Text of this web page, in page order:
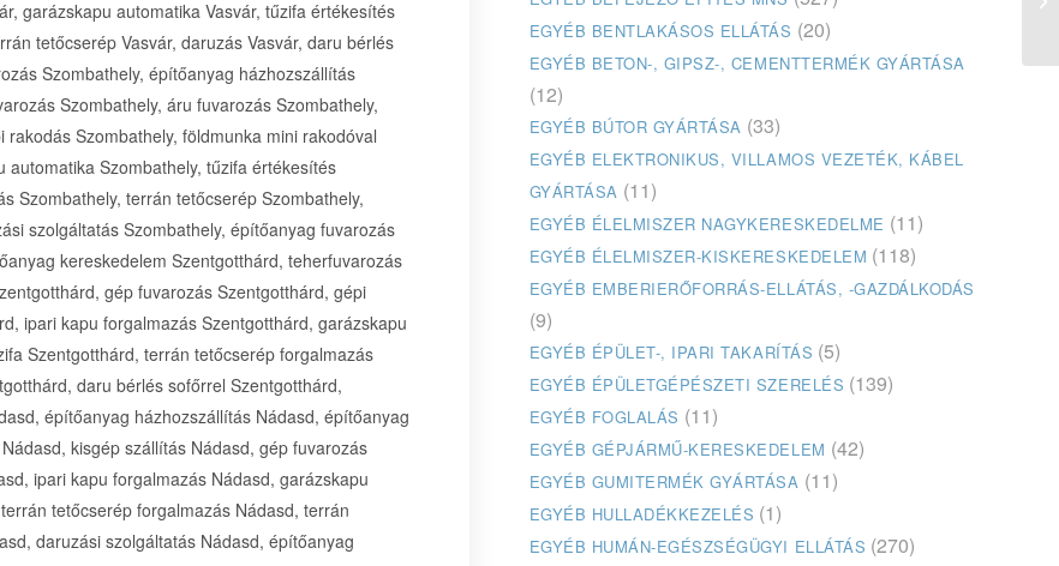
EGYÉB BENTLAKÁSOS ELLÁTÁS (20)
EGYÉB BETON-, GIPSZ-, CEMENTTERMÉK GYÁRTÁSA
(12)
EGYÉB BÚTOR GYÁRTÁSA (33)
EGYÉB ELEKTRONIKUS, VILLAMOS VEZETÉK, KÁBEL
GYÁRTÁSA (11)
EGYÉB ÉLELMISZER NAGYKERESKEDELME (11)
EGYÉB ÉLELMISZER-KISKERESKEDELEM (118)
EGYÉB EMBERIERŐFORRÁS-ELLÁTÁS, -GAZDÁLKODÁS
(9)
EGYÉB ÉPÜLET-, IPARI TAKARÍTÁS (5)
EGYÉB ÉPÜLETGÉPÉSZETI SZERELÉS (139)
EGYÉB FOGLALÁS (11)
EGYÉB GÉPJÁRMŰ-KERESKEDELEM (42)
EGYÉB GUMITERMÉK GYÁRTÁSA (11)
EGYÉB HULLADÉKKEZELÉS (1)
EGYÉB HUMÁN-EGÉSZSÉGÜGYI ELLÁTÁS (270)